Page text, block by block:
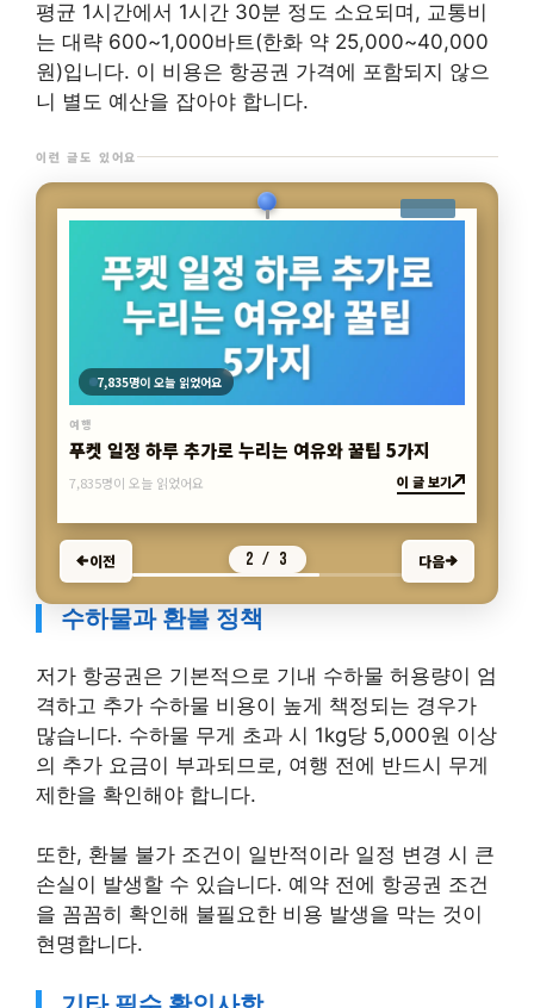
평균 1시간에서 1시간 30분 정도 소요되며, 교통비
는 대략 600~1,000바트(한화 약 25,000~40,000
원)입니다. 이 비용은 항공권 가격에 포함되지 않으
니 별도 예산을 잡아야 합니다.
이런 글도 있어요
7,835명이 오늘 읽었어요
여행
푸켓 일정 하루 추가로 누리는 여유와 꿀팁 5가지
7,835명이 오늘 읽었어요 이 글 보기
이전 2 / 3 다음
수하물과 환불 정책
저가 항공권은 기본적으로 기내 수하물 허용량이 엄
격하고 추가 수하물 비용이 높게 책정되는 경우가
많습니다. 수하물 무게 초과 시 1kg당 5,000원 이상
의 추가 요금이 부과되므로, 여행 전에 반드시 무게
제한을 확인해야 합니다.
또한, 환불 불가 조건이 일반적이라 일정 변경 시 큰
손실이 발생할 수 있습니다. 예약 전에 항공권 조건
을 꼼꼼히 확인해 불필요한 비용 발생을 막는 것이
현명합니다.